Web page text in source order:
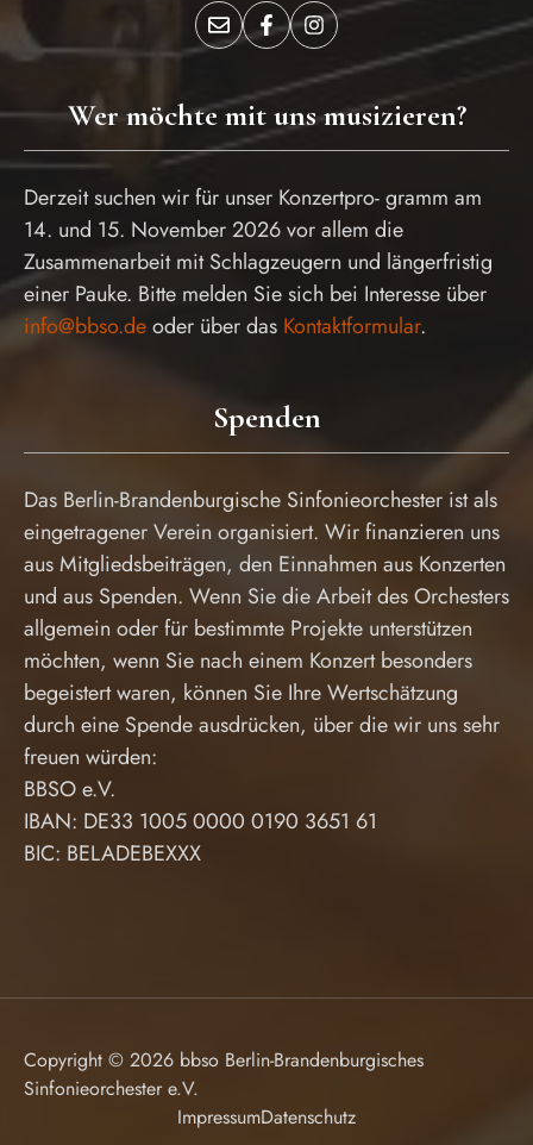
Wer möchte mit uns musizieren?
Derzeit suchen wir für unser Konzertpro- gramm am
14. und 15. November 2026 vor allem die
Zusammenarbeit mit Schlagzeugern und längerfristig
einer Pauke. Bitte melden Sie sich bei Interesse über
info@bbso.deoder über das Kontaktformular.
Spenden
Das Berlin-Brandenburgische Sinfonieorchester ist als
eingetragener Verein organisiert. Wir finanzieren uns
aus Mitgliedsbeiträgen, den Einnahmen aus Konzerten
und aus Spenden. Wenn Sie die Arbeit des Orchesters
allgemein oder für bestimmte Projekte unterstützen
möchten, wenn Sie nach einem Konzert besonders
begeistert waren, können Sie Ihre Wertschätzung
durch eine Spende ausdrücken, über die wir uns sehr
freuen würden:
BBSO e.V.
IBAN: DE33 1005 0000 0190 3651 61
BIC: BELADEBEXXX
Copyright © 2026 bbso Berlin-Brandenburgisches
Sinfonieorchester e.V.
ImpressumDatenschutz